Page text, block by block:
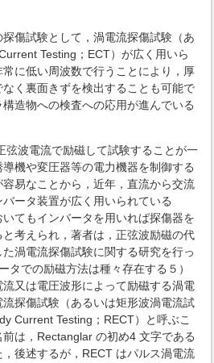
傷試験として，渦電流探傷試験（あ
Testing；ECT）が広く用いら
に低い周波数で行うことにより，厚
く裏面きずを検出することも可能で
造物への検査への応用が進んでいる
弦波電流で励磁して試験することが一
機や変圧器等の電力機器を制御する
易なことから，近年，直流から交流
ータ装置が広く用いられている
てもインバータを用いれば探傷器を
考えられ，著者は，正弦波励磁の代
渦電流探傷試験に関する研究を行っ
タでの励磁方法は種々存在する５）
又は電圧波形によって励磁する渦電
探傷試験（あるいは矩形波渦電流試
Current Testing；RECT）と呼ぶこ
は，Rectanglar の初め4 文字である
後述するが，RECT はパルス渦電流